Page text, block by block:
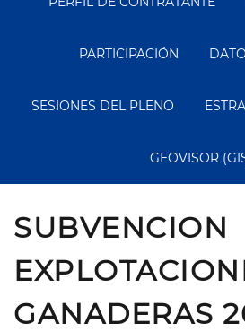
Menu
PARTICIPACIÓN
SESIONES DEL PLENO
GEOVISOR
SUBVENCION
GANADERAS